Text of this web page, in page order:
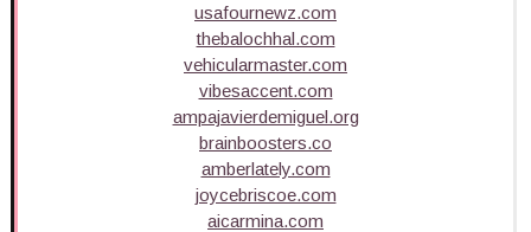
usafournewz.com
thebalochhal.com
vehicularmaster.com
vibesaccent.com
ampajavierdemiguel.org
brainboosters.co
amberlately.com
joycebriscoe.com
aicarmina.com